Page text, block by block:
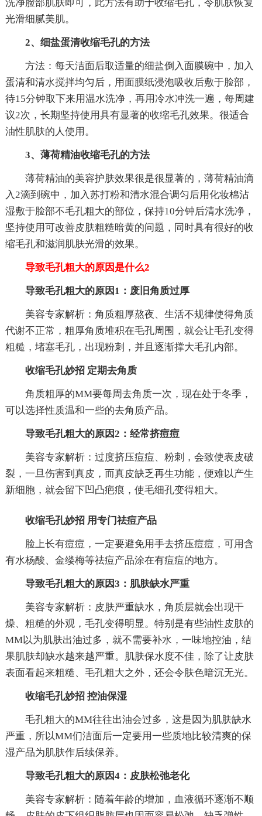
洗净脸部肌肤即可，此方法有助于收缩毛孔，令肌肤恢复
光滑细腻美肌。
2、细盐蛋清收缩毛孔的方法
方法：每天洁面后取适量的细盐倒入面膜碗中，加入
蛋清和清水搅拌均匀后，用面膜纸浸泡吸收后敷于脸部，
待15分钟取下来用温水洗净，再用冷水冲洗一遍，每周建
议2次，长期坚持使用具有显著的收缩毛孔效果。很适合
油性肌肤的人使用。
3、薄荷精油收缩毛孔的方法
薄荷精油的美容护肤效果很是很显著的，薄荷精油滴
入2滴到碗中，加入苏打粉和清水混合调匀后用化妆棉沾
湿敷于脸部不毛孔粗大的部位，保持10分钟后清水洗净，
坚持使用可改善皮肤粗糙暗黄的问题，同时具有很好的收
缩毛孔和滋润肌肤光滑的效果。
导致毛孔粗大的原因是什么2
导致毛孔粗大的原因1：废旧角质过厚
美容专家解析：角质粗厚熬夜、生活不规律使得角质
代谢不正常，粗厚角质堆积在毛孔周围，就会让毛孔变得
粗糙，堵塞毛孔，出现粉刺，并且逐渐撑大毛孔内部。
收缩毛孔妙招 定期去角质
角质粗厚的MM要每周去角质一次，现在处于冬季，
可以选择性质温和一些的去角质产品。
导致毛孔粗大的原因2：经常挤痘痘
美容专家解析：过度挤压痘痘、粉刺，会致使表皮破
裂，一旦伤害到真皮，而真皮缺乏再生功能，便难以产生
新细胞，就会留下凹凸疤痕，使毛细孔变得粗大。
收缩毛孔妙招 用专门祛痘产品
脸上长有痘痘，一定要避免用手去挤压痘痘，可用含
有水杨酸、金缕梅等祛痘产品涂在有痘痘的地方。
导致毛孔粗大的原因3：肌肤缺水严重
美容专家解析：皮肤严重缺水，角质层就会出现干
燥、粗糙的外观，毛孔变得明显。特别是有些油性皮肤的
MM以为肌肤出油过多，就不需要补水，一味地控油，结
果肌肤却缺水越来越严重。肌肤保水度不佳，除了让皮肤
表面看起来粗糙、毛孔粗大之外，还会令肤色暗沉无光。
收缩毛孔妙招 控油保湿
毛孔粗大的MM往往出油会过多，这是因为肌肤缺水
严重，所以MM们洁面后一定要用一些质地比较清爽的保
湿产品为肌肤作后续保养。
导致毛孔粗大的原因4：皮肤松弛老化
美容专家解析：随着年龄的增加，血液循环逐渐不顺